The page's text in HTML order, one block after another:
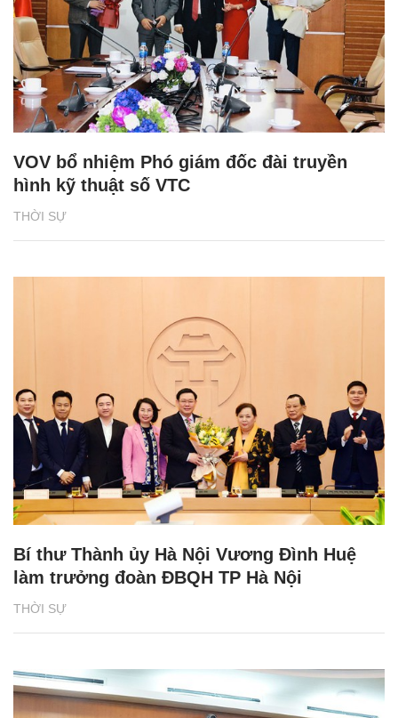
THỜI SỰ
VOV bổ nhiệm Phó giám đốc đài truyền
hình kỹ thuật số VTC
THỜI SỰ
Bí thư Thành ủy Hà Nội Vương Đình Huệ
làm trưởng đoàn ĐBQH TP Hà Nội